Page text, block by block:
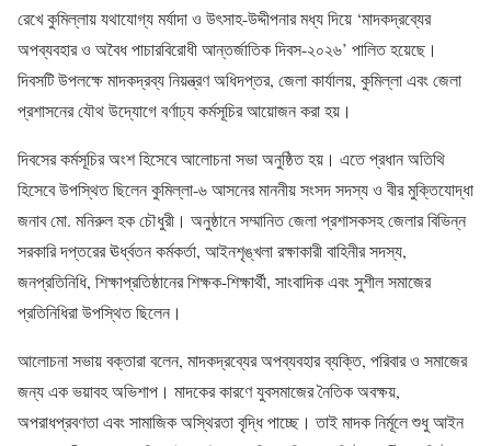
রেখে কুমিল্লায় যথাযোগ্য মর্যাদা ও উৎসাহ-উদ্দীপনার মধ্য দিয়ে ‘মাদকদ্রব্যের
অপব্যবহার ও অবৈধ পাচারবিরোধী আন্তর্জাতিক দিবস-২০২৬’ পালিত হয়েছে।
দিবসটি উপলক্ষে মাদকদ্রব্য নিয়ন্ত্রণ অধিদপ্তর, জেলা কার্যালয়, কুমিল্লা এবং জেলা
প্রশাসনের যৌথ উদ্যোগে বর্ণাঢ্য কর্মসূচির আয়োজন করা হয়।
দিবসের কর্মসূচির অংশ হিসেবে আলোচনা সভা অনুষ্ঠিত হয়। এতে প্রধান অতিথি
হিসেবে উপস্থিত ছিলেন কুমিল্লা-৬ আসনের মাননীয় সংসদ সদস্য ও বীর মুক্তিযোদ্ধা
জনাব মো. মনিরুল হক চৌধুরী। অনুষ্ঠানে সম্মানিত জেলা প্রশাসকসহ জেলার বিভিন্ন
সরকারি দপ্তরের ঊর্ধ্বতন কর্মকর্তা, আইনশৃঙ্খলা রক্ষাকারী বাহিনীর সদস্য,
জনপ্রতিনিধি, শিক্ষাপ্রতিষ্ঠানের শিক্ষক-শিক্ষার্থী, সাংবাদিক এবং সুশীল সমাজের
প্রতিনিধিরা উপস্থিত ছিলেন।
আলোচনা সভায় বক্তারা বলেন, মাদকদ্রব্যের অপব্যবহার ব্যক্তি, পরিবার ও সমাজের
জন্য এক ভয়াবহ অভিশাপ। মাদকের কারণে যুবসমাজের নৈতিক অবক্ষয়,
অপরাধপ্রবণতা এবং সামাজিক অস্থিরতা বৃদ্ধি পাচ্ছে। তাই মাদক নির্মূলে শুধু আইন